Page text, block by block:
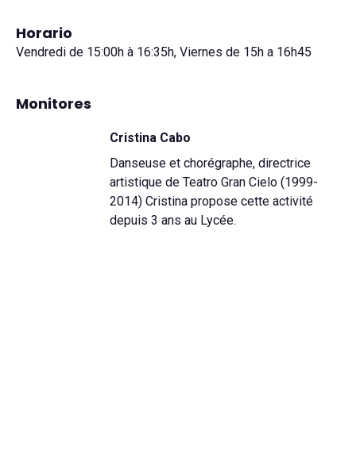
Horario
Vendredi de 15:00h à 16:35h, Viernes de 15h a 16h45
Monitores
Cristina Cabo
Danseuse et chorégraphe, directrice
artistique de Teatro Gran Cielo (1999-
2014) Cristina propose cette activité
depuis 3 ans au Lycée.